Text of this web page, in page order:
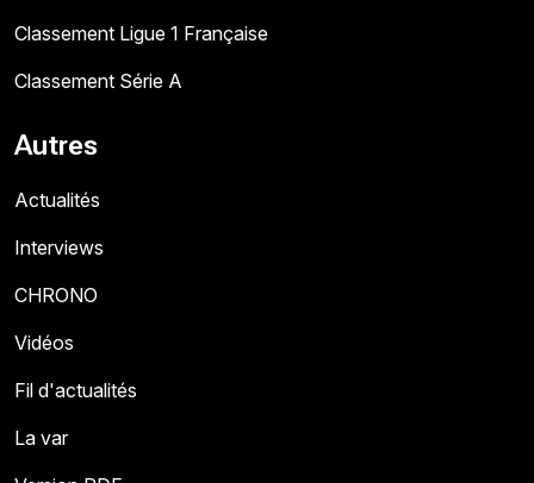
Classement Ligue 1 Française
Classement Série A
Autres
Actualités
Interviews
CHRONO
Vidéos
Fil d'actualités
La var